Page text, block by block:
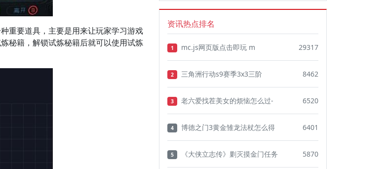
重要道具，主要是用来让玩家学习游戏
秘籍，解锁试炼秘籍后就可以使用试炼
资讯热点排名
1 mc.js网页版点击即玩 m 29317
2 三角洲行动s9赛季3x3三阶 8462
3 老六爱找茬美女的烦恼怎么过- 6520
4 博德之门3黄金雏龙法杖怎么得 6401
5 《大侠立志传》剿灭摸金门任务 5870